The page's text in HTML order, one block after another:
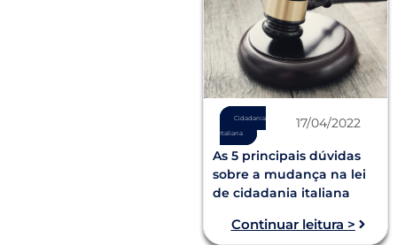
Cidadania
Italiana
17/04/2022
As 5 principais dúvidas
sobre a mudança na lei
de cidadania italiana
Continuar leitura >